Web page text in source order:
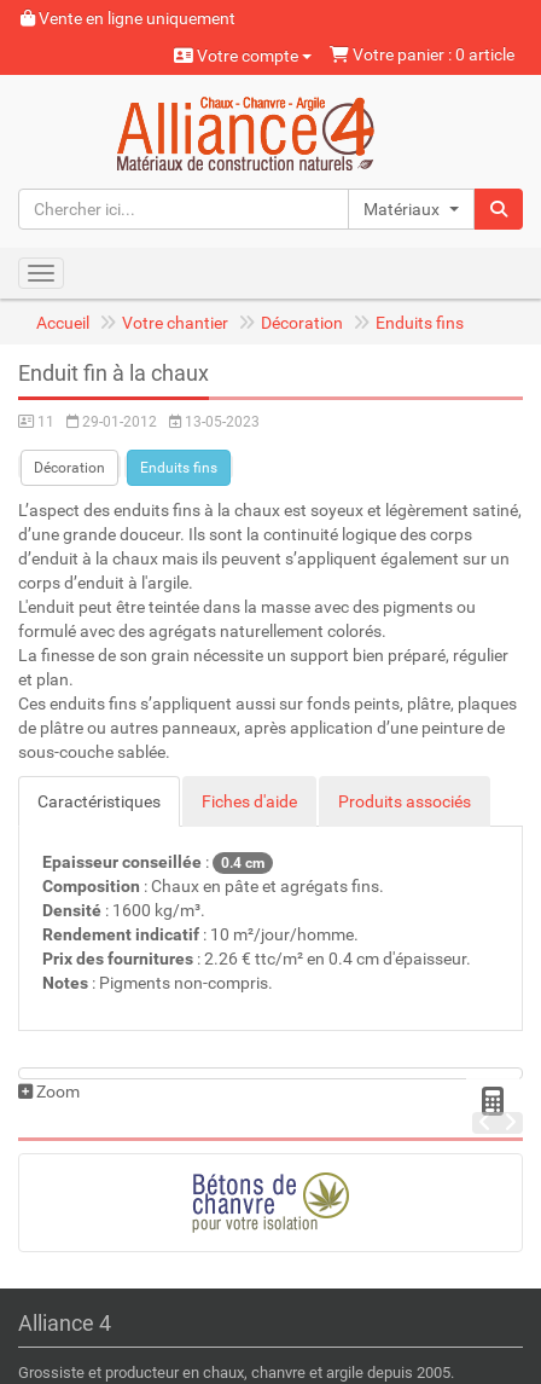
Vente en ligne uniquement
Votre compte
Votre panier : 0 article
Matériaux naturels
Toggle navigation
Accueil Votre chantier Décoration Enduits fins
Enduit fin à la chaux
11 29-01-2012 13-05-2023
Décoration Enduits fins
L’aspect des enduits fins à la chaux est soyeux et légèrement satiné,
d’une grande douceur. Ils sont la continuité logique des corps
d’enduit à la chaux mais ils peuvent s’appliquent également sur un
corps d’enduit à l'argile.
L'enduit peut être teintée dans la masse avec des pigments ou
formulé avec des agrégats naturellement colorés.
La finesse de son grain nécessite un support bien préparé, régulier
et plan.
Ces enduits fins s’appliquent aussi sur fonds peints, plâtre, plaques
de plâtre ou autres panneaux, après application d’une peinture de
sous-couche sablée.
Caractéristiques Fiches d'aide Produits associés
Epaisseur conseillée : 0.4 cm
Composition : Chaux en pâte et agrégats fins.
Densité : 1600 kg/m³.
Rendement indicatif : 10 m²/jour/homme.
Prix des fournitures : 2.26 € ttc/m² en 0.4 cm d'épaisseur.
Notes : Pigments non-compris.
Zoom
Alliance 4
Grossiste et producteur en chaux, chanvre et argile depuis 2005.